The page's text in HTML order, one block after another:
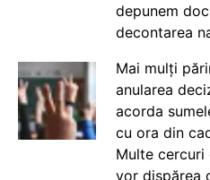
depunem
decontarea
Mai mulți
anularea
acorda
cu ora din
Multe
vor dispărea